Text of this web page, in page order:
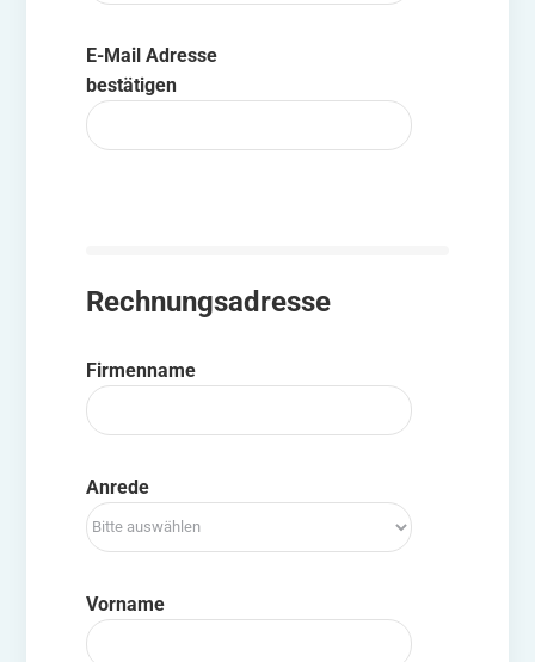
E-Mail Adresse
bestätigen
Rechnungsadresse
Firmenname
Anrede
Vorname